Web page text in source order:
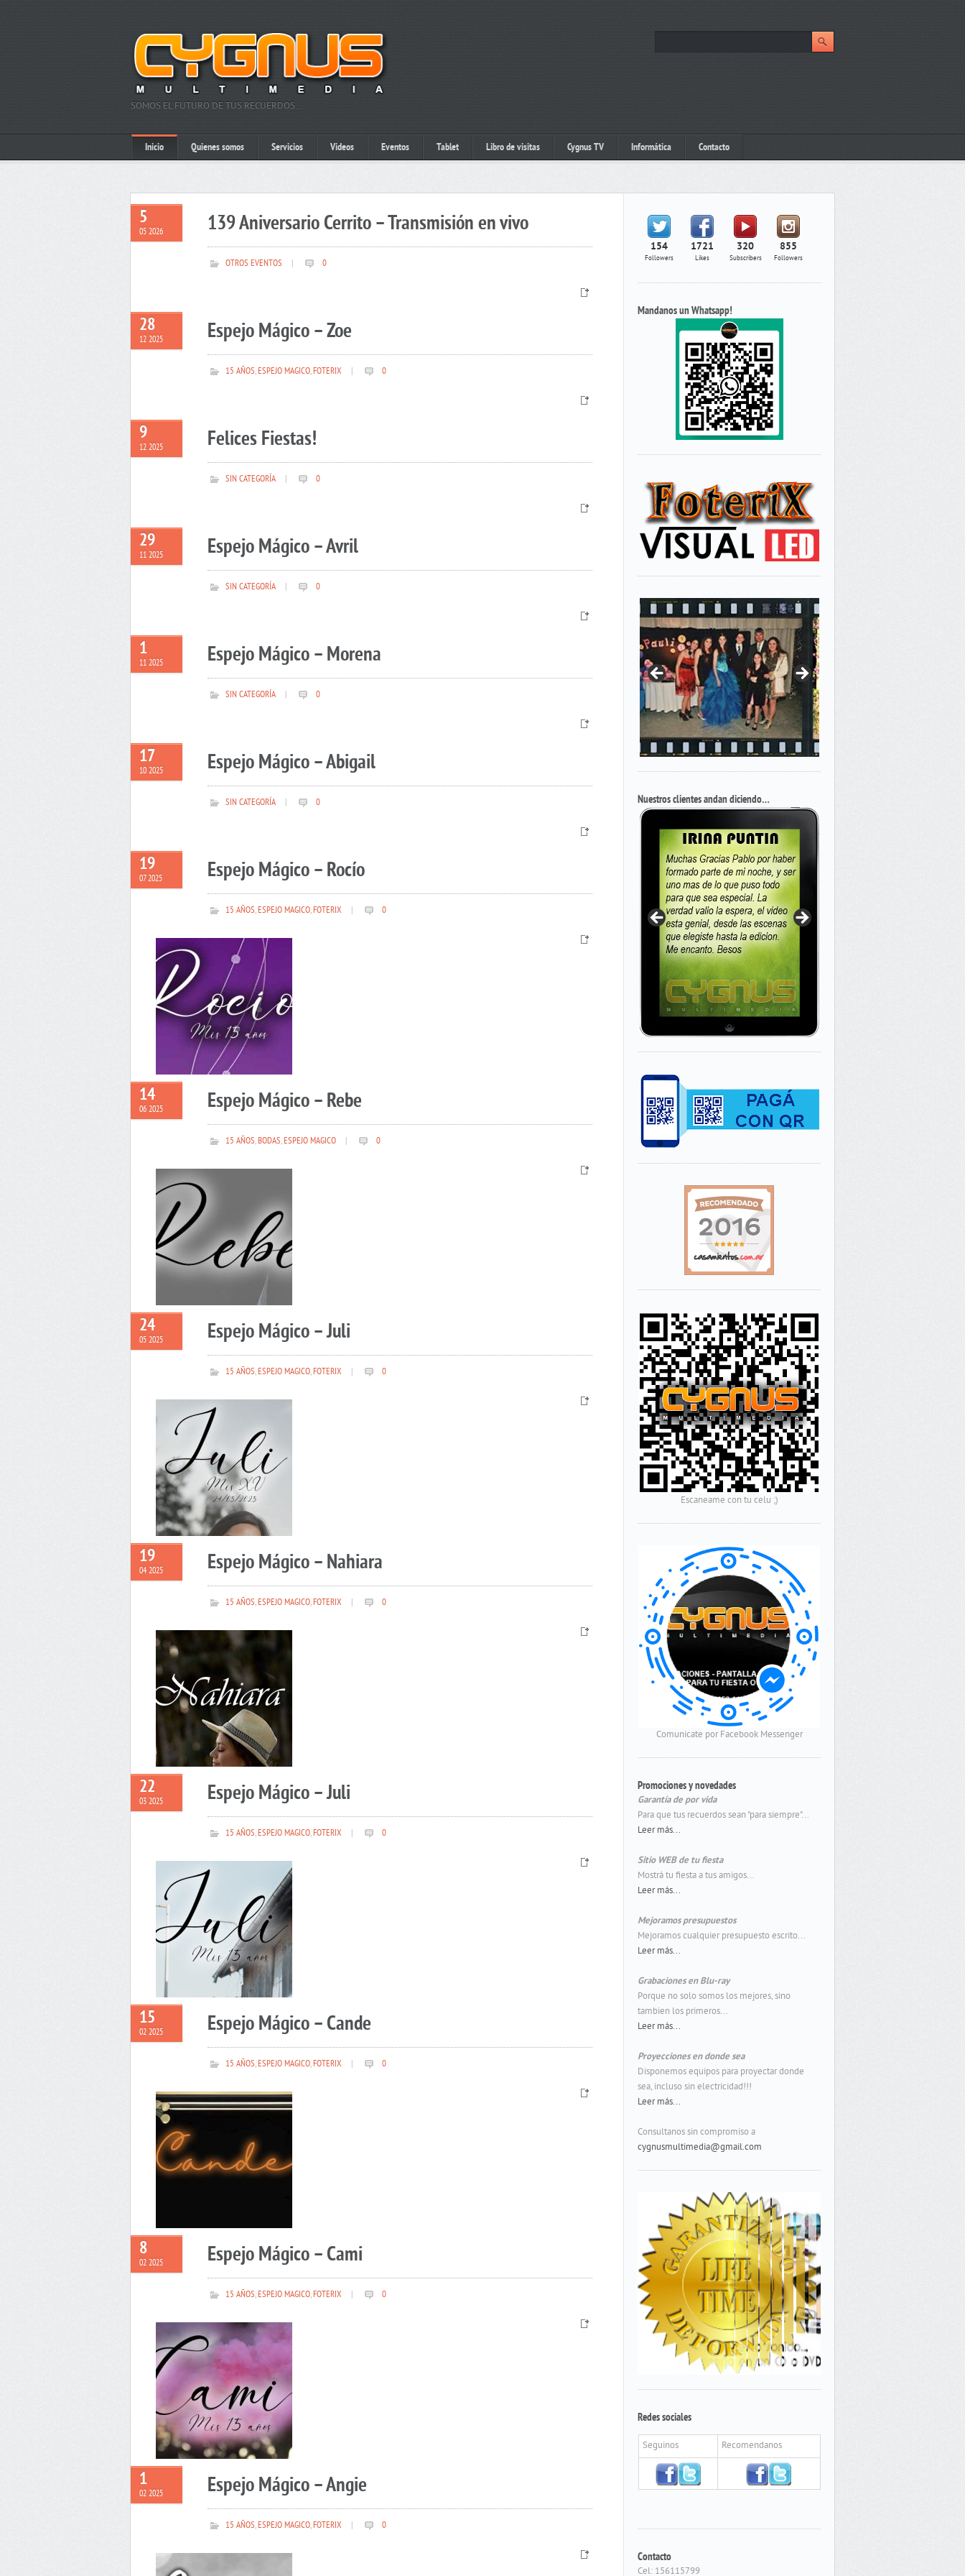
SOMOS EL FUTURO DE TUS RECUERDOS…
Inicio Quienes somos Servicios Videos Eventos Tablet Libro de visitas Cygnus TV Informática Contacto
5
05 2026 139 Aniversario Cerrito – Transmisión en vivo
OTROS EVENTOS 0
28
12 2025 Espejo Mágico – Zoe
15 AÑOS,ESPEJO MAGICO,FOTERIX 0
9
12 2025 Felices Fiestas!
SIN CATEGORÍA 0
29
11 2025 Espejo Mágico – Avril
SIN CATEGORÍA 0
1
11 2025 Espejo Mágico – Morena
SIN CATEGORÍA 0
17
10 2025 Espejo Mágico – Abigail
SIN CATEGORÍA 0
19
07 2025 Espejo Mágico – Rocío
15 AÑOS,ESPEJO MAGICO,FOTERIX 0
14
06 2025 Espejo Mágico – Rebe
15 AÑOS,BODAS,ESPEJO MAGICO 0
24
05 2025 Espejo Mágico – Juli
15 AÑOS,ESPEJO MAGICO,FOTERIX 0
19
04 2025 Espejo Mágico – Nahiara
15 AÑOS,ESPEJO MAGICO,FOTERIX 0
22
03 2025 Espejo Mágico – Juli
15 AÑOS,ESPEJO MAGICO,FOTERIX 0
15
02 2025 Espejo Mágico – Cande
15 AÑOS,ESPEJO MAGICO,FOTERIX 0
8
02 2025 Espejo Mágico – Cami
15 AÑOS,ESPEJO MAGICO,FOTERIX 0
1
02 2025 Espejo Mágico – Angie
15 AÑOS,ESPEJO MAGICO,FOTERIX 0
154
Followers
1721
Likes
320
Subscribers
855
Followers
Mandanos un Whatsapp!
Nuestros clientes andan diciendo…
Escaneame con tu celu ;)
Comunicate por Facebook Messenger
Promociones y novedades
Garantía de por vida
Para que tus recuerdos sean "para siempre"...
Leer más...
Sitio WEB de tu fiesta
Mostrá tu fiesta a tus amigos...
Leer más...
Mejoramos presupuestos
Mejoramos cualquier presupuesto escrito...
Leer más...
Grabaciones en Blu-ray
Porque no solo somos los mejores, sino
tambien los primeros...
Leer más...
Proyecciones en donde sea
Disponemos equipos para proyectar donde
sea, incluso sin electricidad!!!
Leer más...
Consultanos sin compromiso a
cygnusmultimedia@gmail.com
Redes sociales
Seguinos Recomendanos
Contacto
Cel: 156115799